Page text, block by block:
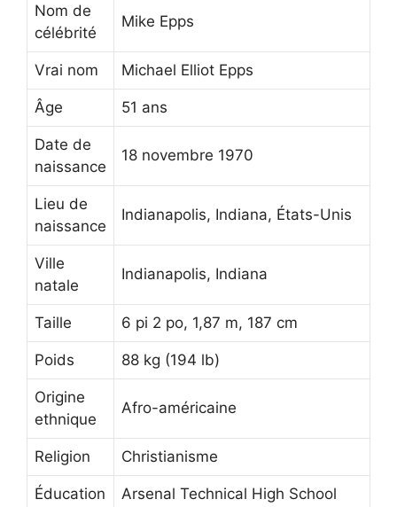
Nom de
célébrité
Mike Epps
Vrai nom Michael Elliot Epps
Âge 51 ans
Date de
naissance
18 novembre 1970
Lieu de
naissance
Indianapolis, Indiana, États-Unis
Ville
natale
Indianapolis, Indiana
Taille 6 pi 2 po, 1,87 m, 187 cm
Poids 88 kg (194 lb)
Origine
ethnique
Afro-américaine
Religion Christianisme
Éducation Arsenal Technical High School